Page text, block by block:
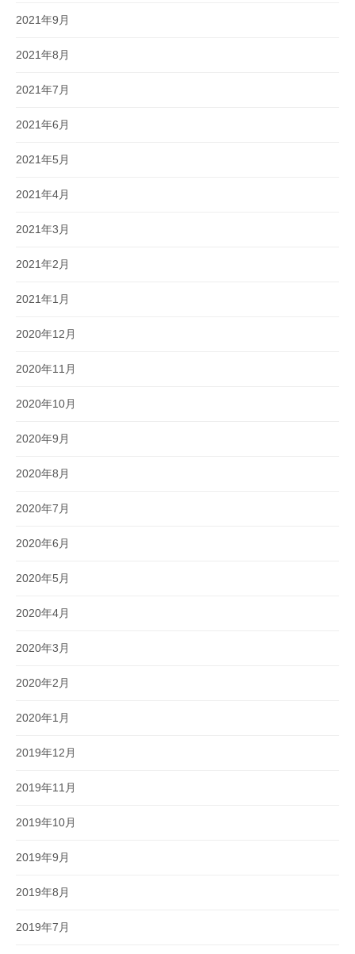
2021年9月
2021年8月
2021年7月
2021年6月
2021年5月
2021年4月
2021年3月
2021年2月
2021年1月
2020年12月
2020年11月
2020年10月
2020年9月
2020年8月
2020年7月
2020年6月
2020年5月
2020年4月
2020年3月
2020年2月
2020年1月
2019年12月
2019年11月
2019年10月
2019年9月
2019年8月
2019年7月